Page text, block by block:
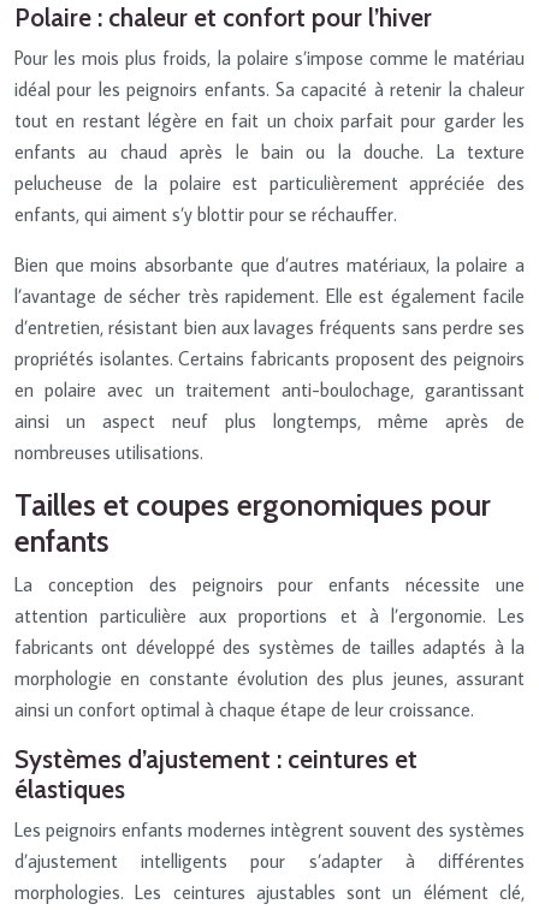
Polaire : chaleur et confort pour l’hiver
Pour les mois plus froids, la polaire s’impose comme le matériau
idéal pour les peignoirs enfants. Sa capacité à retenir la chaleur
tout en restant légère en fait un choix parfait pour garder les
enfants au chaud après le bain ou la douche. La texture
pelucheuse de la polaire est particulièrement appréciée des
enfants, qui aiment s’y blottir pour se réchauffer.
Bien que moins absorbante que d’autres matériaux, la polaire a
l’avantage de sécher très rapidement. Elle est également facile
d’entretien, résistant bien aux lavages fréquents sans perdre ses
propriétés isolantes. Certains fabricants proposent des peignoirs
en polaire avec un traitement anti-boulochage, garantissant
ainsi un aspect neuf plus longtemps, même après de
nombreuses utilisations.
Tailles et coupes ergonomiques pour
enfants
La conception des peignoirs pour enfants nécessite une
attention particulière aux proportions et à l’ergonomie. Les
fabricants ont développé des systèmes de tailles adaptés à la
morphologie en constante évolution des plus jeunes, assurant
ainsi un confort optimal à chaque étape de leur croissance.
Systèmes d’ajustement : ceintures et
élastiques
Les peignoirs enfants modernes intègrent souvent des systèmes
d’ajustement intelligents pour s’adapter à différentes
morphologies. Les ceintures ajustables sont un élément clé,